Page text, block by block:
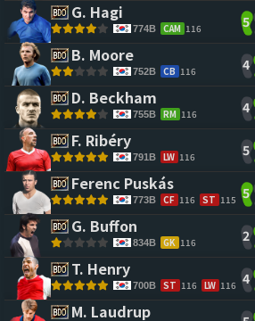
G. Hagi
774B CAM 116 5
B. Moore
752B CB 116 4
D. Beckham
755B RM 116 4
F. Ribéry
791B LW 116 5
Ferenc Puskás
773B CF 116 ST 115 5
G. Buffon
834B GK 116 2
T. Henry
700B ST 116 LW 116 4
M. Laudrup